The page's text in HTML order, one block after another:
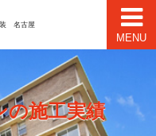
名古屋
MENU
の施工実績